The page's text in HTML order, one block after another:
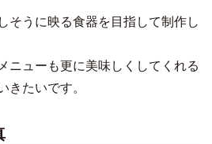
そうに映る食器を目指して制作し
ニューも更に美味しくしてくれる
きたいです。